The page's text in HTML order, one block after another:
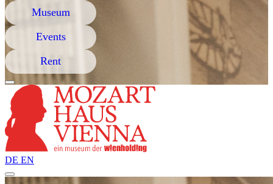
Museum
Events
Rent
DE EN